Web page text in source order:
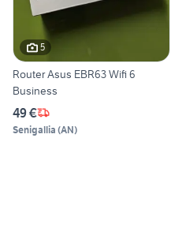
5
Router Asus EBR63 Wifi 6
Business
49 €
Senigallia (AN)